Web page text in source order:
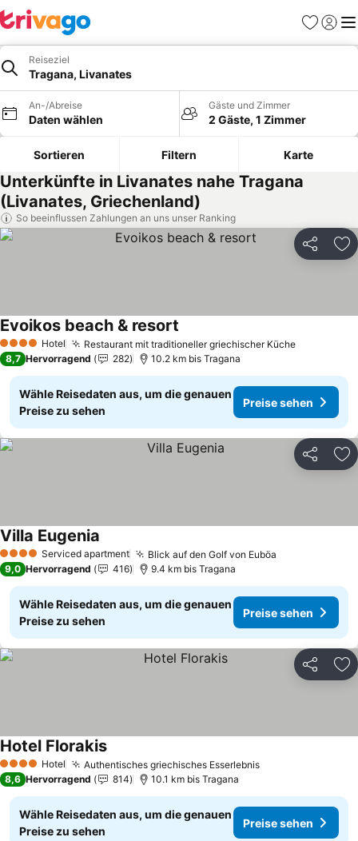
Favoriten
Reiseziel
Tragana, Livanates
An-/Abreise
Daten wählen
Gäste und Zimmer
2 Gäste, 1 Zimmer
Sortieren Filtern Karte
Unterkünfte in Livanates nahe Tragana
(Livanates, Griechenland)
So beeinflussen Zahlungen an uns unser Ranking
Teilen
4 Sterne Hotel Restaurant mit traditioneller griechischer Küche
Evoikos beach & resort
8,7 Hervorragend 282 10.2 km bis Tragana
Wähle Reisedaten aus, um die genauen
Preise zu sehen
Preise sehen
Teilen
4 Sterne Serviced apartment Blick auf den Golf von Euböa
Villa Eugenia
9,0 Hervorragend 416 9.4 km bis Tragana
Wähle Reisedaten aus, um die genauen
Preise zu sehen
Preise sehen
Teilen
4 Sterne Hotel Authentisches griechisches Esserlebnis
Hotel Florakis
8,6 Hervorragend 814 10.1 km bis Tragana
Wähle Reisedaten aus, um die genauen
Preise zu sehen
Preise sehen